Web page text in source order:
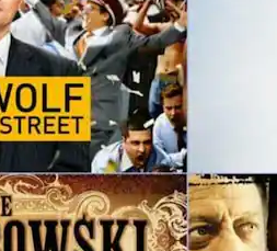
2023 11:11 am
Dark Humorbiasanya
lebih ringan. Biasanya
sangat lucu hingga